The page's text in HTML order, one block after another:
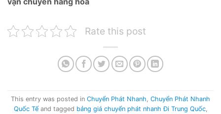
Rate this post
This entry was posted in Chuyển Phát Nhanh Chuyển Phát Nhanh
Quốc Tếand tagged bảng giá chuyển phát nhanh Đi Trung Quốc,